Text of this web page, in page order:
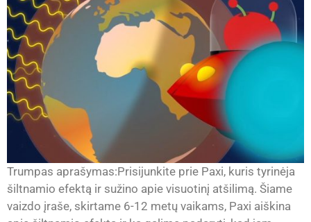
Trumpas aprašymas:Prisijunkite prie Paxi, kuris tyrinėja
šiltnamio efektą ir sužino apie visuotinį atšilimą. Šiame
vaizdo įraše, skirtame 6-12 metų vaikams, Paxi aiškina